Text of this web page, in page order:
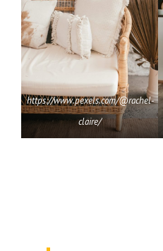
https://www.pexels.com/@rachel-
claire/